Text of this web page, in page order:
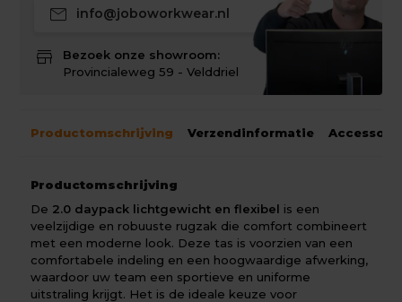
mail info@joboworkwear.nl
store
Bezoek onze showroom:
Provincialeweg 59 - Velddriel
Productomschrijving Verzendinformatie
Productomschrijving
De 2.0 daypack lichtgewicht en flexibel is een
veelzijdige en robuuste rugzak die comfort combineert
met een moderne look. Deze tas is voorzien van een
comfortabele indeling en een hoogwaardige afwerking,
waardoor uw team een sportieve en uniforme
uitstraling krijgt. Het is de ideale keuze voor